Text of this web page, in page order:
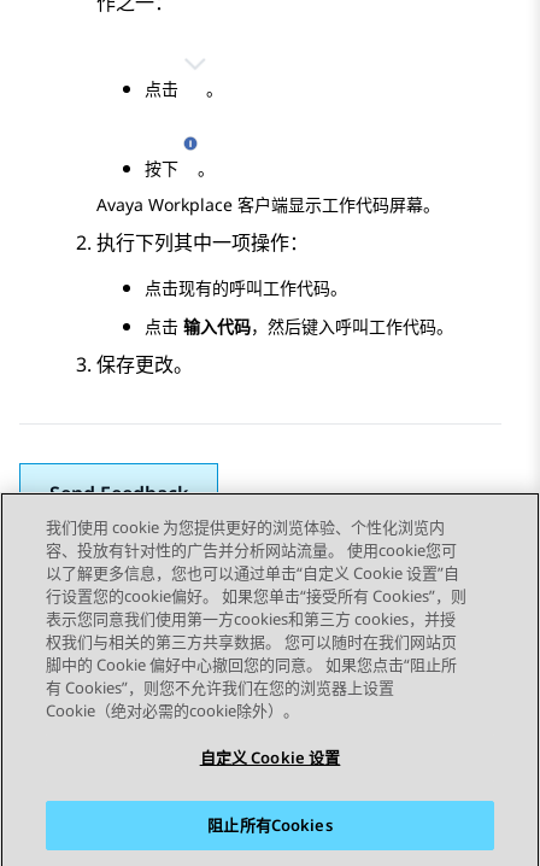
点击 。
按下
。
Avaya Workplace 客户端显示工作代码屏幕。
执行下列其中一项操作：
点击现有的呼叫工作代码。
点击 输入代码，然后键入呼叫工作代码。
保存更改。
Send Feedback
Topic navigation
上一主题 下一主题
STAY CONNECTED
我们使用 cookie 为您提供更好的浏览体验、个性化浏览内
容、投放有针对性的广告并分析网站流量。 使用cookie您可
以了解更多信息，您也可以通过单击“自定义 Cookie 设置”自
行设置您的cookie偏好。 如果您单击“接受所有 Cookies”，则
表示您同意我们使用第一方cookies和第三方 cookies，并授
权我们与相关的第三方共享数据。 您可以随时在我们网站页
脚中的 Cookie 偏好中心撤回您的同意。 如果您点击“阻止所
有 Cookies”，则您不允许我们在您的浏览器上设置
Cookie（绝对必需的cookie除外）。
自定义 Cookie 设置
阻止所有Cookies